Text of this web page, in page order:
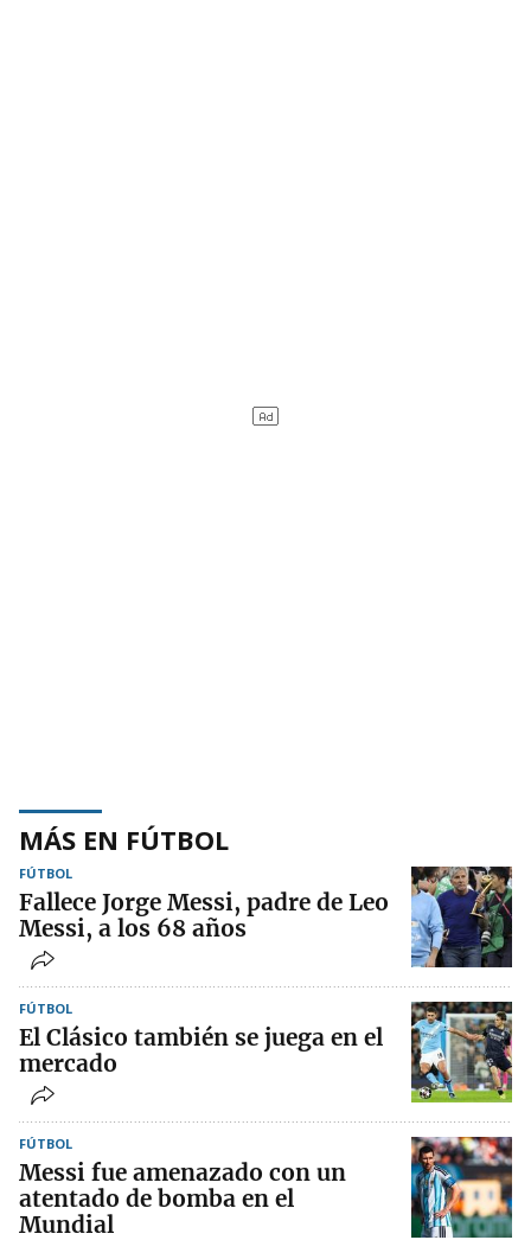
MÁS EN FÚTBOL
FÚTBOL
Fallece Jorge Messi, padre de Leo
Messi, a los 68 años
FÚTBOL
El Clásico también se juega en el
mercado
FÚTBOL
Messi fue amenazado con un
atentado de bomba en el
Mundial